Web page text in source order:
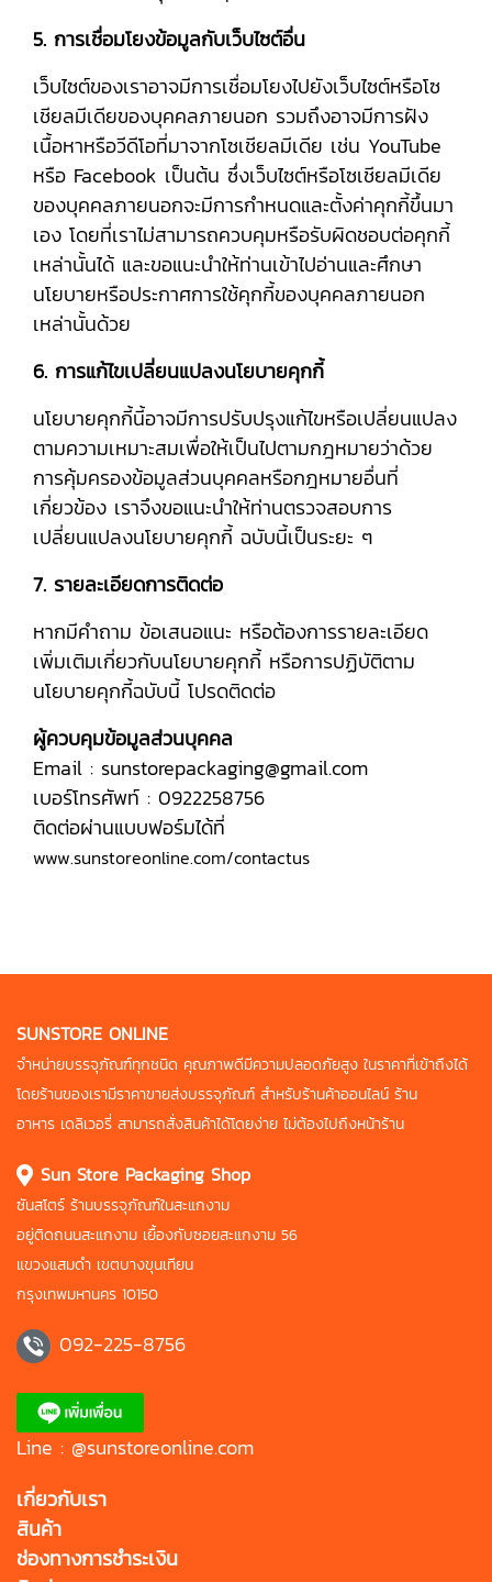
5. การเชื่อมโยงข้อมูลกับเว็บไซต์อื่น
เว็บไซต์ของเราอาจมีการเชื่อมโยงไปยังเว็บไซต์หรือโซ
เชียลมีเดียของบุคคลภายนอก รวมถึงอาจมีการฝัง
เนื้อหาหรือวีดีโอที่มาจากโซเชียลมีเดีย เช่น YouTube
หรือ Facebook เป็นต้น ซึ่งเว็บไซต์หรือโซเชียลมีเดีย
ของบุคคลภายนอกจะมีการกำหนดและตั้งค่าคุกกี้ขึ้นมา
เอง โดยที่เราไม่สามารถควบคุมหรือรับผิดชอบต่อคุกกี้
เหล่านั้นได้ และขอแนะนำให้ท่านเข้าไปอ่านและศึกษา
นโยบายหรือประกาศการใช้คุกกี้ของบุคคลภายนอก
เหล่านั้นด้วย
6. การแก้ไขเปลี่ยนแปลงนโยบายคุกกี้
นโยบายคุกกี้นี้อาจมีการปรับปรุงแก้ไขหรือเปลี่ยนแปลง
ตามความเหมาะสมเพื่อให้เป็นไปตามกฎหมายว่าด้วย
การคุ้มครองข้อมูลส่วนบุคคลหรือกฎหมายอื่นที่
เกี่ยวข้อง เราจึงขอแนะนำให้ท่านตรวจสอบการ
เปลี่ยนแปลงนโยบายคุกกี้ ฉบับนี้เป็นระยะ ๆ
7. รายละเอียดการติดต่อ
หากมีคำถาม ข้อเสนอแนะ หรือต้องการรายละเอียด
เพิ่มเติมเกี่ยวกับนโยบายคุกกี้ หรือการปฏิบัติตาม
นโยบายคุกกี้ฉบับนี้ โปรดติดต่อ
ผู้ควบคุมข้อมูลส่วนบุคคล
Email : sunstorepackaging@gmail.com
เบอร์โทรศัพท์ : 0922258756
ติดต่อผ่านแบบฟอร์มได้ที่
www.sunstoreonline.com/contactus
SUNSTORE ONLINE
จำหน่ายบรรจุภัณฑ์ทุกชนิด คุณภาพดีมีความปลอดภัยสูง ในราคาที่เข้าถึงได้
โดยร้านของเรามีราคาขายส่งบรรจุภัณฑ์ สำหรับร้านค้าออนไลน์ ร้าน
อาหาร เดลิเวอรี่ สามารถสั่งสินค้าได้โดยง่าย ไม่ต้องไปถึงหน้าร้าน
Sun Store Packaging Shop
ซันสโตร์ ร้านบรรจุภัณฑ์ในสะแกงาม
อยู่ติดถนนสะแกงาม เยื้องกับซอยสะแกงาม 56
แขวงแสมดำ เขตบางขุนเทียน
กรุงเทพมหานคร 10150
092-225-8756
Line : @sunstoreonline.com
เกี่ยวกับเรา
สินค้า
ช่องทางการชำระเงิน